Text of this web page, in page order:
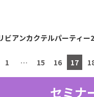
ビアンカクテルパーティー
1 … 15 16 17
セミナ